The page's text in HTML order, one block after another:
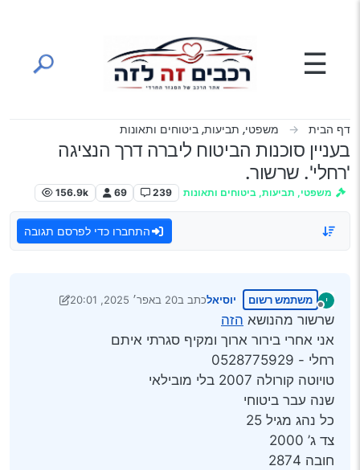
☰
דף הבית משפטי, תביעות, ביטוחים ותאונות
בעניין סוכנות הביטוח ליברה דרך הנציגה
'רחלי'. שרשור.
משפטי, תביעות, ביטוחים ותאונות 239
69
156.9k
התחברו כדי לפרסם תגובה
י
מנותק
משתמש רשום יוסיאלכתב ב20 באפר׳ 2025, 20:01
נערך לאחרונה על ידי Klonimoos8 באוג׳ 2025, 1:04
שרשור מהנושא הזה
אני אחרי בירור ארוך ומקיף סגרתי איתם
רחלי - 0528775929
טויוטה קורולה 2007 בלי מובילאי
שנה עבר ביטוחי
כל נהג מגיל 25
צד ג’ 2000
חובה 2874